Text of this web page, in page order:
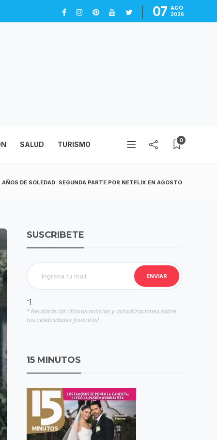
07 AGO
2026
SALUD TURISMO 0
AÑOS DE SOLEDAD: SEGUNDA PARTE POR NETFLIX EN AGOSTO
SUSCRIBETE
"]
* Recibirás las últimas noticias y actualizaciones sobre
tus celebridades favoritas!
15 MINUTOS